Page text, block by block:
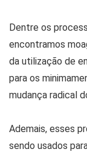
Dentre os
encontramos
da utilização de
para os
mudança radical
Ademais, esses
sendo usados